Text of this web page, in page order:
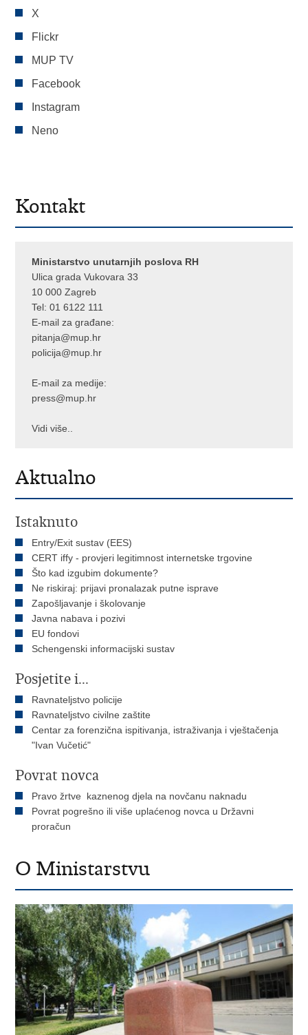
X
Flickr
MUP TV
Facebook
Instagram
Neno
Kontakt
Ministarstvo unutarnjih poslova RH
Ulica grada Vukovara 33
10 000 Zagreb
Tel:01 6122 111
E-mail za građane:
pitanja@mup.hr
policija@mup.hr
E-mail za medije:
press@mup.hr
Vidi više..
Aktualno
Istaknuto
Entry/Exit sustav (EES)
CERT iffy - provjeri legitimnost internetske trgovine
Što kad izgubim dokumente?
Ne riskiraj: prijavi pronalazak putne isprave
Zapošljavanje i školovanje
Javna nabava i pozivi
EU fondovi
Schengenski informacijski sustav
Posjetite i...
Ravnateljstvo policije
Ravnateljstvo civilne zaštite
Centar za forenzična ispitivanja, istraživanja i vještačenja
"Ivan Vučetić"
Povrat novca
Pravo žrtve kaznenog djela na novčanu naknadu
Povrat pogrešno ili više uplaćenog novca u Državni
proračun
O Ministarstvu